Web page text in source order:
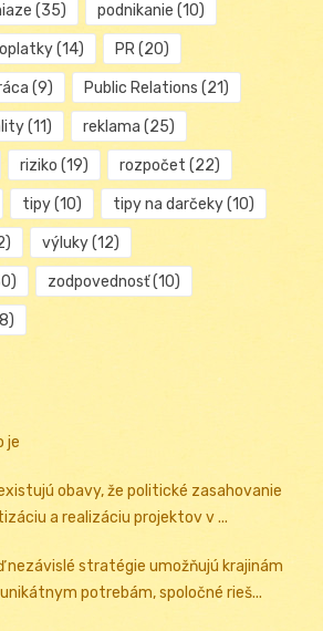
(35) podnikanie (10)
(14) PR(20)
(9) Public Relations (21)
(11) reklama (25)
riziko (19) rozpočet (22)
tipy(10) tipy na darčeky(10)
výluky(12)
zodpovednosť(10)
je
obavy, že politické zasahovanie
a realizáciu projektov v ...
nezávislé stratégie umožňujú krajinám
potrebám, spoločné rieš...